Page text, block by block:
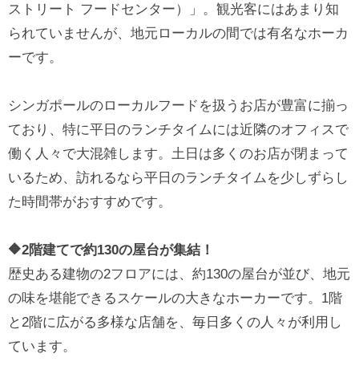
ストリート フードセンター）」。観光客にはあまり知
られていませんが、地元ローカルの間では有名なホーカ
ーです。
シンガポールのローカルフードを扱うお店が豊富に揃っ
ており、特に平日のランチタイムには近隣のオフィスで
働く人々で大混雑します。土日は多くのお店が閉まって
いるため、訪れるなら平日のランチタイムを少しずらし
た時間帯がおすすめです。
🔶2階建てで約130の屋台が集結！
歴史ある建物の2フロアには、約130の屋台が並び、地元
の味を堪能できるスケールの大きなホーカーです。1階
と2階に広がる多様な店舗を、毎日多くの人々が利用し
ています。